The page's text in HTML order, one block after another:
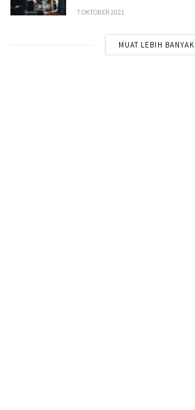
7 OKTOBER 2021
MUAT LEBIH BANYAK